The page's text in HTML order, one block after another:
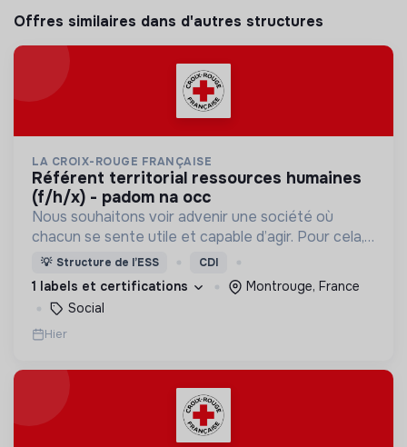
Offres similaires dans d'autres structures
LA CROIX-ROUGE FRANÇAISE
référent territorial ressources humaines
(f/h/x) - padom na occ
Nous souhaitons voir advenir une société où
chacun se sente utile et capable d’agir. Pour cela,
nous proposons des moyens et des lieux
d’engagement innovants et adaptés à tous.
💡 Structure de l’ESS CDI
1 labels et certifications
Montrouge, France
Social
Hier